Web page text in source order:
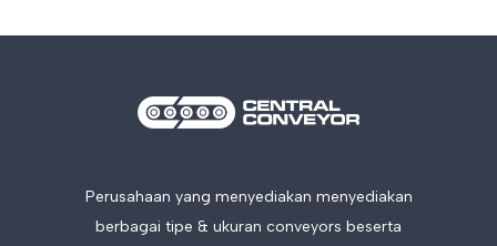
Perusahaan yang menyediakan menyediakan
berbagai tipe & ukuran conveyors beserta